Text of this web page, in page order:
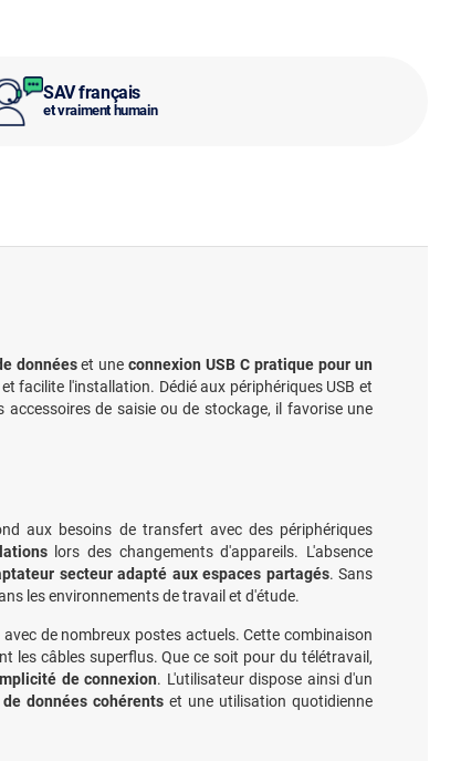
SAV français
et vraiment humain
donnéeset uneconnexion USB C pratique pour un
facilite l'installation. Dédié aux périphériques USB et
de saisie ou de stockage, il favorise une
aux besoins de transfert avec des périphériques
lors des changements d'appareils. L'absence
secteur adapté aux espaces partagés. Sans
les environnements de travail et d'étude.
avec de nombreux postes actuels. Cette combinaison
les câbles superflus. Que ce soit pour du télétravail,
de connexion. L'utilisateur dispose ainsi d'un
données cohérents et une utilisation quotidienne